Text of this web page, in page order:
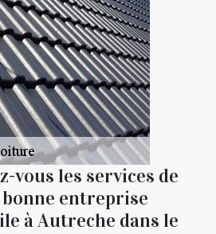
vous les services de
entreprise
à Autreche dans le